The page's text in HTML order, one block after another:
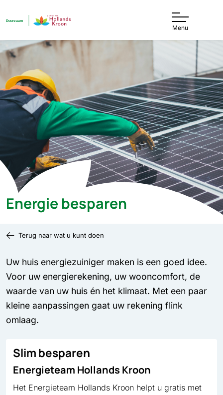
Menu
Energie besparen
Terug naar wat u kunt doen
Uw huis energie­zuiniger maken is een goed idee.
Voor uw energie­rekening, uw wooncomfort, de
waarde van uw huis én het klimaat. Met een paar
kleine aanpassingen gaat uw rekening flink
omlaag.
Slim besparen
Energieteam Hollands Kroon
Het Energieteam Hollands Kroon helpt u gratis met